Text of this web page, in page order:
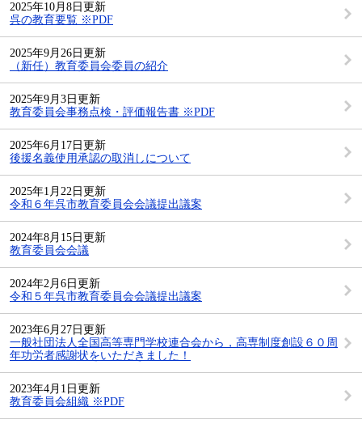
2025年10月8日更新
呉の教育要覧 ※PDF
2025年9月26日更新
（新任）教育委員会委員の紹介
2025年9月3日更新
教育委員会事務点検・評価報告書 ※PDF
2025年6月17日更新
後援名義使用承認の取消しについて
2025年1月22日更新
令和６年呉市教育委員会会議提出議案
2024年8月15日更新
教育委員会会議
2024年2月6日更新
令和５年呉市教育委員会会議提出議案
2023年6月27日更新
一般社団法人全国高等専門学校連合会から，高専制度創設６０周
年功労者感謝状をいただきました！
2023年4月1日更新
教育委員会組織 ※PDF